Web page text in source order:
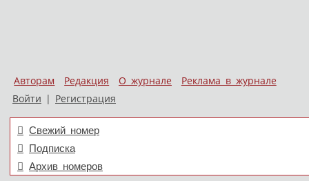
Авторам Редакция О журнале
Реклама в журнале
Войти | Регистрация
Свежий номер
Подписка
Архив номеров